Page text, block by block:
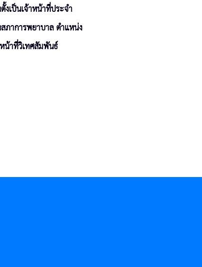
งเป็นเจ้าหน้าที่ประจำ
ภาการพยาบาล ตำแหน่ง
น้าที่วิเทศสัมพันธ์